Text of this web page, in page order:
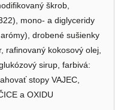
škrob,
mono- a diglyceridy
drobené sušienky
rafinovaný kokosový olej,
sirup, farbivá:
stopy VAJEC,
a OXIDU